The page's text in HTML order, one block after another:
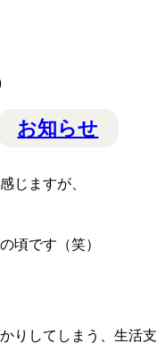
お知らせ
じますが、
頃です（笑）
りしてしまう、生活支